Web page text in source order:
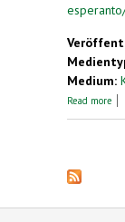
Medium:
Read more